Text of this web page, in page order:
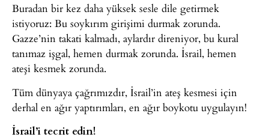
Buradan bir kez daha yüksek sesle dile getirmek
istiyoruz: Bu soykırım girişimi durmak zorunda.
Gazze’nin takati kalmadı, aylardır direniyor, bu kural
tanımaz işgal, hemen durmak zorunda. İsrail, hemen
ateşi kesmek zorunda.
Tüm dünyaya çağrımızdır, İsrail’in ateş kesmesi için
derhal en ağır yaptırımları, en ağır boykotu uygulayın!
İsrail’i tecrit edin!